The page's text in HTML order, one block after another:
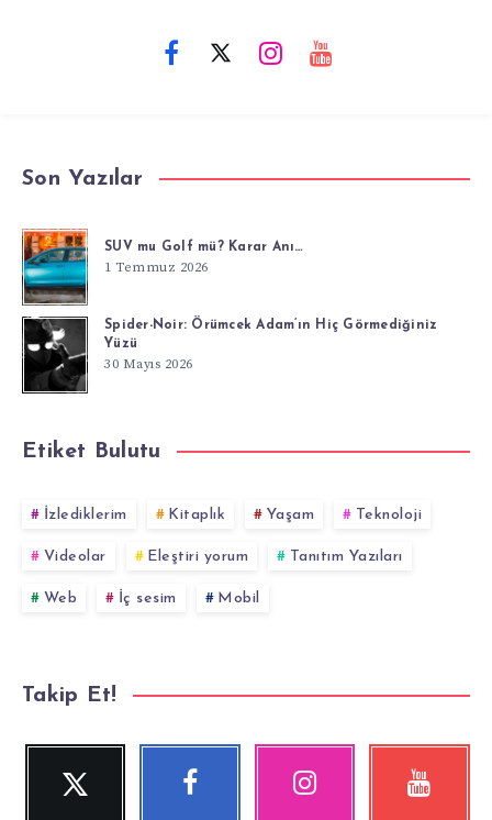
Son Yazılar
SUV mu Golf mü? Karar Anı…
1 Temmuz 2026
Spider-Noir: Örümcek Adam’ın Hiç Görmediğiniz
Yüzü
30 Mayıs 2026
Etiket Bulutu
İzlediklerim Kitaplık Yaşam Teknoloji
Videolar Eleştiri yorum Tanıtım Yazıları
Web İç sesim Mobil
Takip Et!
Twitter Facebook Instagram
Fotoğraflarımız!
YouTube
Videolara